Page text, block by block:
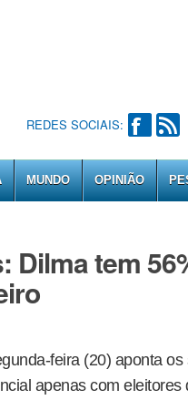
REDES SOCIAIS:
MUNDO OPINIÃO
Dilma tem
feira (20) aponta
apenas com eleitores